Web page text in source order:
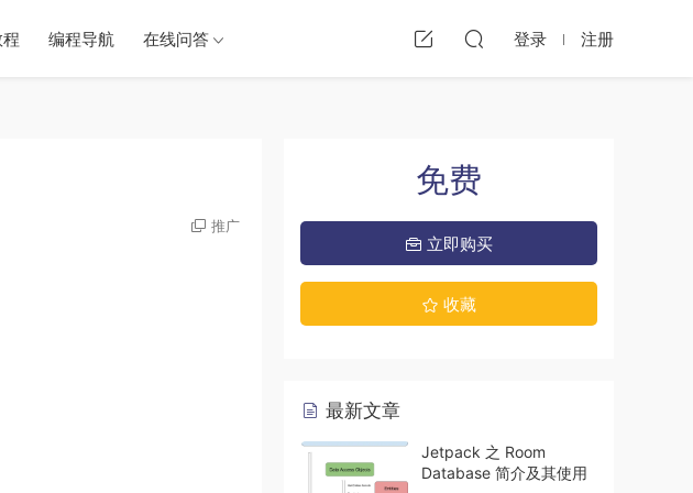
编程导航 在线问答 登录 注册
推广
免费
立即购买
收藏
最新文章
Jetpack 之 Room
Database 简介及其使用